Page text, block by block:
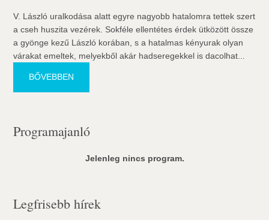
V. László uralkodása alatt egyre nagyobb hatalomra tettek szert
a cseh huszita vezérek. Sokféle ellentétes érdek ütközött össze
a gyönge kezű László korában, s a hatalmas kényurak olyan
várakat emeltek, melyekből akár hadseregekkel is dacolhat...
BŐVEBBEN
Programajanló
Jelenleg nincs program.
Legfrisebb hírek